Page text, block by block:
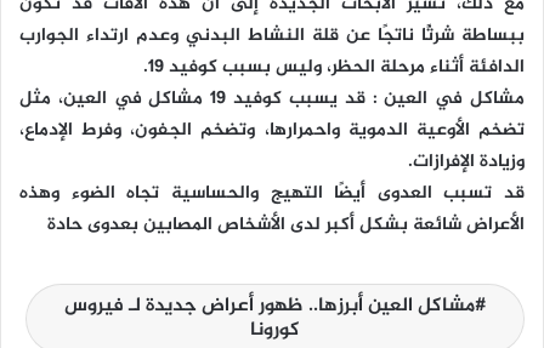
ببساطة شرثًا ناتجًا عن قلة النشاط البدني وعدم ارتداء الجوارب
الدافئة أثناء مرحلة الحظر، وليس بسبب كوفيد 19.
مشاكل في العين : قد يسبب كوفيد 19 مشاكل في العين، مثل
تضخم الأوعية الدموية واحمرارها، وتضخم الجفون، وفرط الإدماع،
وزيادة الإفرازات.
قد تسبب العدوى أيضًا التهيج والحساسية تجاه الضوء وهذه
الأعراض شائعة بشكل أكبر لدى الأشخاص المصابين بعدوى حادة
مشاكل العين أبرزها.. ظهور أعراض جديدة لـ فيروس
كورونا